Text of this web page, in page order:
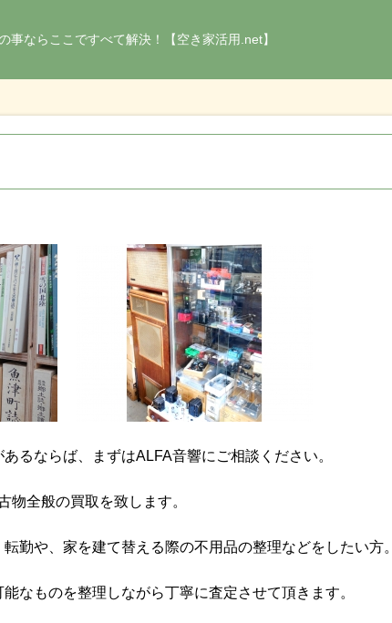
事ならここですべて解決！【空き家活用.net】
るならば、まずはALFA音響にご相談ください。
物全般の買取を致します。
勤や、家を建て替える際の不用品の整理などをしたい方。
なものを整理しながら丁寧に査定させて頂きます。